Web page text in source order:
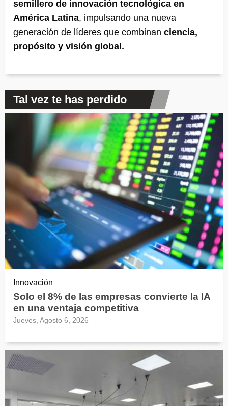
semillero de innovación tecnológica en
América Latina, impulsando una nueva
generación de líderes que combinan ciencia,
propósito y visión global.
Tal vez te has perdido
Innovación
Solo el 8% de las empresas convierte la IA
en una ventaja competitiva
Jueves, Agosto 6, 2026